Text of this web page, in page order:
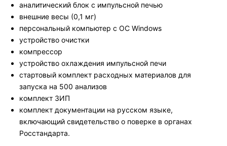
аналитический блок с импульсной печью
внешние весы (0,1 мг)
персональный компьютер с ОС Windows
устройство очистки
компрессор
устройство охлаждения импульсной печи
стартовый комплект расходных материалов для
запуска на 500 анализов
комплект ЗИП
комплект документации на русском языке,
включающий свидетельство о поверке в органах
Росстандарта.